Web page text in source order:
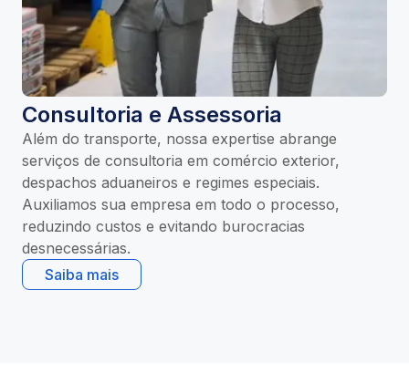
Consultoria e Assessoria
Além do transporte, nossa expertise abrange
serviços de consultoria em comércio exterior,
despachos aduaneiros e regimes especiais.
Auxiliamos sua empresa em todo o processo,
reduzindo custos e evitando burocracias
desnecessárias.
Saiba mais